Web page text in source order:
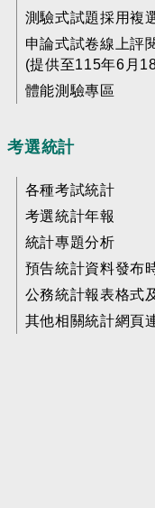
測驗式試題採用複
申論式試卷線上評
(提供至115年6月
體能測驗專區
考選統計
各種考試統計
考選統計年報
統計專題分析
預告統計資料發布
公務統計報表格式
其他相關統計網頁